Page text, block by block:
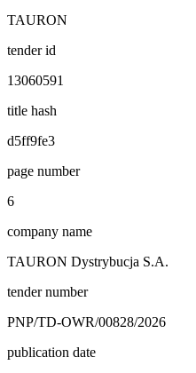
TAURON
tender id
13060591
title hash
d5ff9fe3
page number
6
company name
TAURON Dystrybucja S.A.
tender number
PNP/TD-OWR/00828/2026
publication date